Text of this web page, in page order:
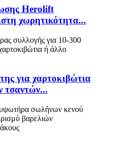
Herolift
χωρητικότητα...
για χαρτοκιβώτια
τσαντών...